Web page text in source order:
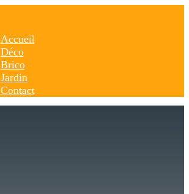
Accueil
Déco
Brico
Jardin
Contact